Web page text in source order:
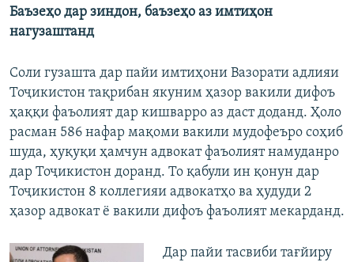
Баъзеҳо дар зиндон, баъзеҳо аз имтиҳон
нагузаштанд
Соли гузашта дар пайи имтиҳони Вазорати адлияи
Тоҷикистон тақрибан якуним ҳазор вакили дифоъ
ҳаққи фаъолият дар кишварро аз даст доданд. Ҳоло
расман 586 нафар мақоми вакили мудофеъро соҳиб
шуда, ҳуқуқи ҳамчун адвокат фаъолият намуданро
дар Тоҷикистон доранд. То қабули ин қонун дар
Тоҷикистон 8 коллегияи адвокатҳо ва ҳудуди 2
ҳазор адвокат ё вакили дифоъ фаъолият мекарданд.
Дар пайи тасвиби тағйиру